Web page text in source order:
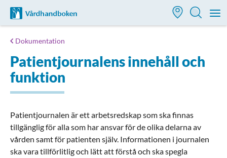
Till startsidan för Vårdhandboken
Dokumentation
Patientjournalens innehåll och
funktion
Patientjournalen är ett arbetsredskap som ska finnas
tillgänglig för alla som har ansvar för de olika delarna av
vården samt för patienten själv. Informationen i journalen
ska vara tillförlitlig och lätt att förstå och ska spegla